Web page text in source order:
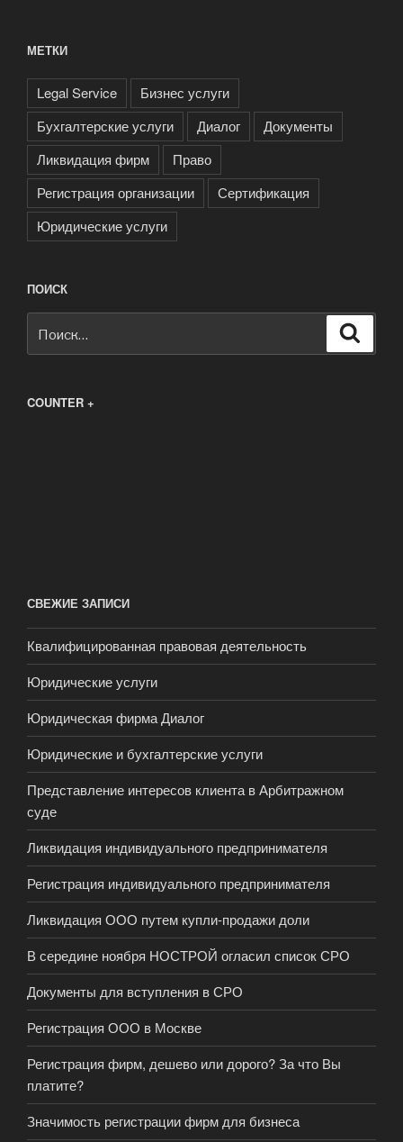
МЕТКИ
Legal Service
Бизнес услуги
Бухгалтерские услуги
Диалог
Документы
Ликвидация фирм
Право
Регистрация организации
Сертификация
Юридические услуги
ПОИСК
COUNTER +
СВЕЖИЕ ЗАПИСИ
Квалифицированная правовая деятельность
Юридические услуги
Юридическая фирма Диалог
Юридические и бухгалтерские услуги
Представление интересов клиента в Арбитражном
суде
Ликвидация индивидуального предпринимателя
Регистрация индивидуального предпринимателя
Ликвидация ООО путем купли-продажи доли
В середине ноября НОСТРОЙ огласил список СРО
Документы для вступления в СРО
Регистрация ООО в Москве
Регистрация фирм, дешево или дорого? За что Вы
платите?
Значимость регистрации фирм для бизнеса